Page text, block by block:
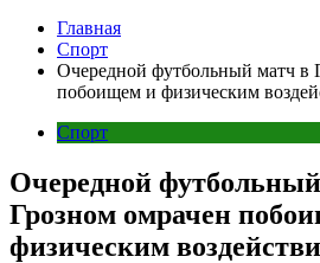
Главная
Спорт
Очередной футбольный матч в
побоищем и физическим
Спорт
Очередной
Грозном омрачен
физическим